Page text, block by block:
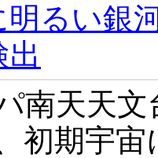
るい銀
南天天
初期宇